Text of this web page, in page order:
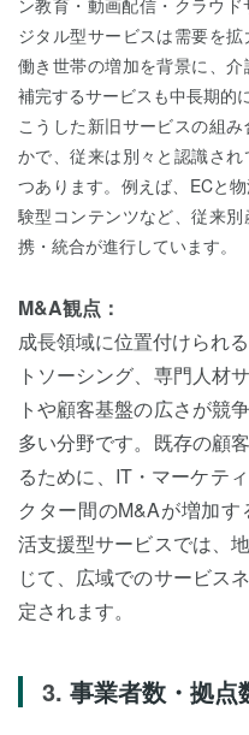
ジタル型サービスは需要を
働き世帯の増加を背景に、
補完するサービスも中長期的
こうした新旧サービスの組
かで、従来は別々と認識さ
つあります。例えば、ECと
験型コンテンツなど、従来
携・統合が進行しています。
M&A観点：
成長領域に位置付けられ
トソーシング、専門人材
トや顧客基盤の広さが競
多い分野です。既存の顧
るために、IT・マーケテ
クター間のM&Aが増加
活支援型サービスでは、
じて、広域でのサービス
定されます。
事業者数・拠点